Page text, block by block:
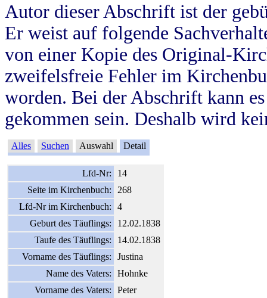
Autor dieser Abschrift ist der
Er weist auf folgende
von einer Kopie des Original-
zweifelsfreie Fehler im
worden. Bei der Abschrift kann
gekommen sein. Deshalb wird
Alles Suchen Auswahl Detail
Lfd-Nr:
14
Seite im Kirchenbuch:
268
Lfd-Nr im Kirchenbuch:
4
Geburt des Täuflings:
12.02.1838
Taufe des Täuflings:
14.02.1838
Vorname des Täuflings:
Justina
Name des Vaters:
Hohnke
Vorname des Vaters:
Peter